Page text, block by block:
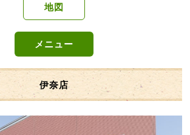
地図
メニュー
伊奈店